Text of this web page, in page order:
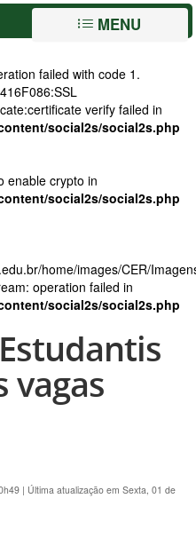
MENU
failed with code 1.
verify failed in
social2s/social2s.php
enable crypto in
social2s/social2s.php
home/images/CER/
operation failed in
social2s/social2s.php
vagas
| Última atualização em Sexta, 01 de